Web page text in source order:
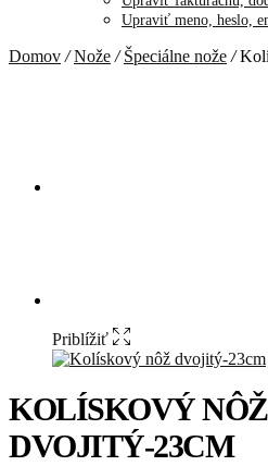
Upraviť meno, heslo,
Domov / Nože / Špeciálne nože /
Priblížiť
KOLÍSKOVÝ NÔŽ
DVOJITÝ-23CM